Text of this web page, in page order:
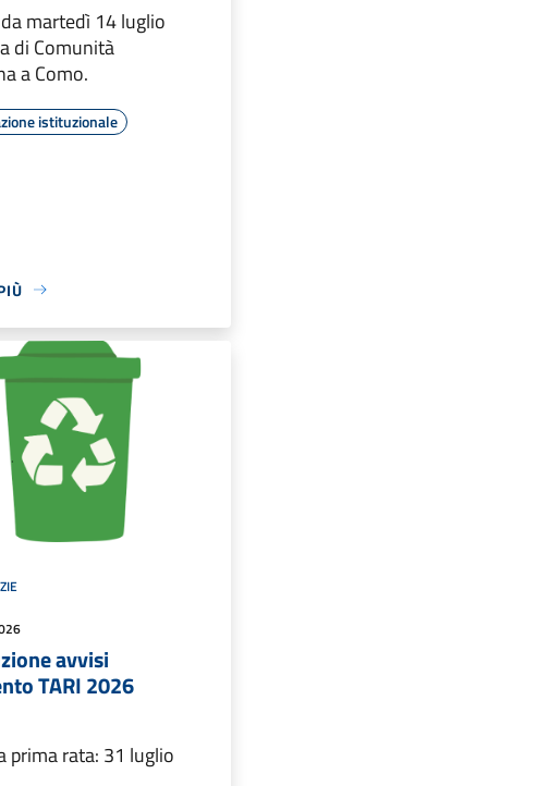
martedì 14 luglio
di Comunità
a Como.
istituzionale
avvisi
TARI 2026
prima rata: 31 luglio